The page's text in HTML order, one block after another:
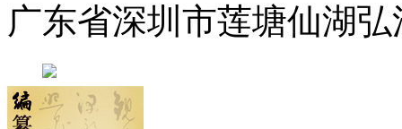
广东省深圳市莲塘仙湖弘